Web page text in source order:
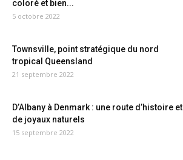
coloré et bien...
5 octobre 2022
Townsville, point stratégique du nord
tropical Queensland
21 septembre 2022
D’Albany à Denmark : une route d’histoire et
de joyaux naturels
15 septembre 2022